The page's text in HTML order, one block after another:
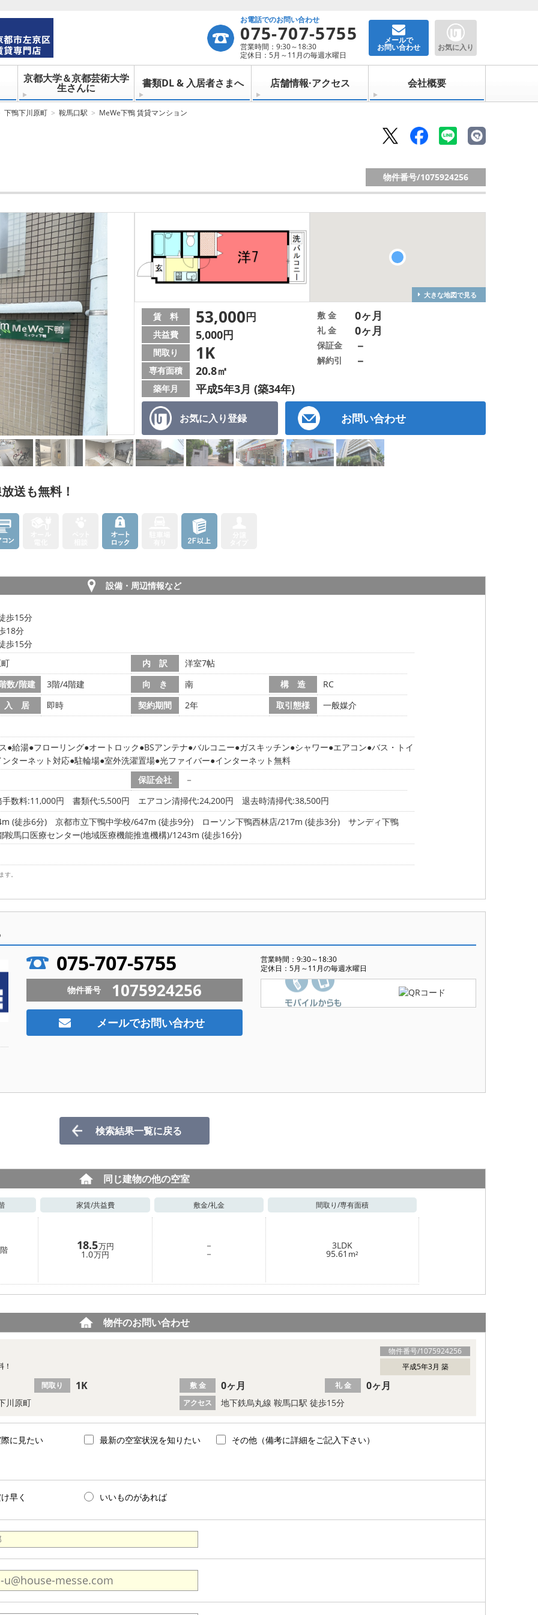
お電話でのお問い合わせ
075-707-5755
営業時間：9:30～18:30
定休日：5月～11月の毎週水曜日
メールで
お問い合わせ お気に入り
京都大学＆京都芸術大学
生さんに 書類DL & 入居者さまへ 店舗情報·アクセス 会社概要
下鴨下川原町 鞍馬口駅 MeWe下鴨 賃貸マンション
物件番号/1075924256
大きな地図で見る
お気に入り登録 お問い合わせ
賃 料 53,000円
共益費 5,000円
間取り 1K
専有面積 20.8㎡
築年月 平成5年3月 (築34年)
敷 金 0ヶ月
礼 金 0ヶ月
保証金 －
解約引 －
送も無料！
設備・周辺情報など
歩15分
18分
歩15分
内 訳
洋室7帖
数/階建
3階/4階建 向 き 南 構 造
RC
入 居
即時 契約期間 2年 取引態様 一般媒介
給湯 フローリング オートロック BSアンテナ バルコニー ガスキッチン シャワー エアコン バス・トイ
ンターネット対応 駐輪場 室外洗濯置場 光ファイバー インターネット無料
保証会社
－
手数料:11,000円 書類代:5,500円 エアコン清掃代:24,200円 退去時清掃代:38,500円
(徒歩6分)
京都市立下鴨中学校/647m (徒歩9分) ローソン下鴨西林店/217m (徒歩3分)
サンディ下鴨
鞍馬口医療センター(地域医療機能推進機構)/1243m (徒歩16分)
。
075-707-5755
営業時間：9:30～18:30
定休日：5月～11月の毎週水曜日
物件番号 1075924256
メールでお問い合わせ
検索結果一覧に戻る
同じ建物の他の空室
家賃/共益費 敷金/礼金 間取り/専有面積
階 18.5万円
1.0万円
－
－
3LDK
95.61 m²
物件のお問い合わせ
物件番号/1075924256
平成5年3月 築
川原町 アクセス 地下鉄烏丸線 鞍馬口駅 徒歩15分
間取り 1K 敷 金 0ヶ月 礼 金 0ヶ月
に見たい 最新の空室状況を知りたい その他（備考に詳細をご記入下さい）
早く いいものがあれば